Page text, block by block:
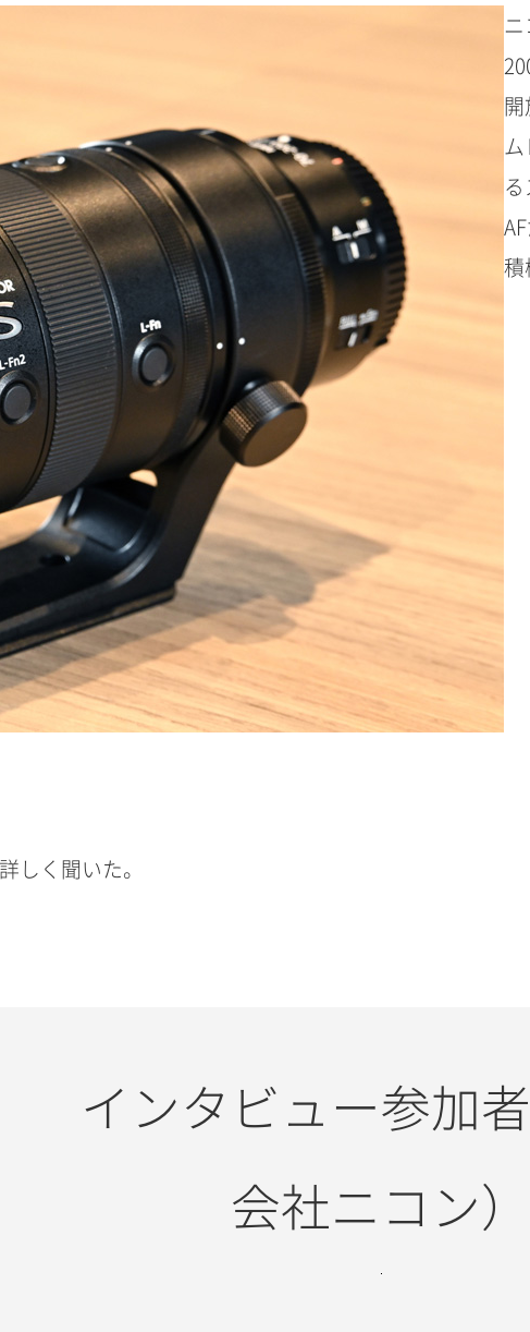
ニ
開
積
しく聞いた。
インタビュー参加
会社ニコン）